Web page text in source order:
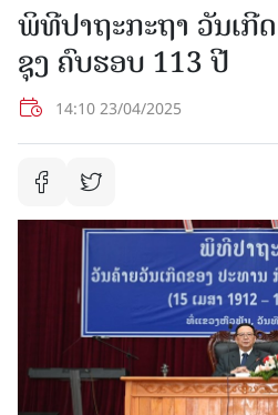
ພິທີປາຖະກະຖາ ວັນເກີ
ຊຸງ ຄົບຮອບ 113 ປີ
14:10 23/04/2025